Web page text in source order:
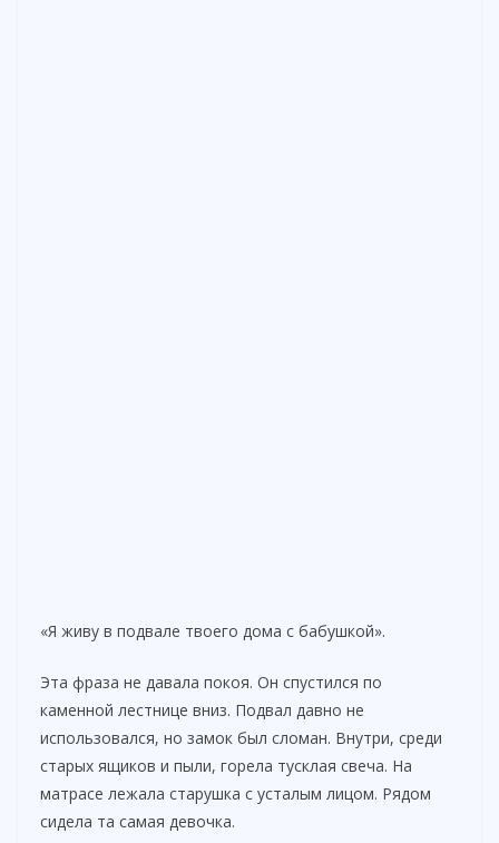
«Я живу в подвале твоего дома с бабушкой».
Эта фраза не давала покоя. Он спустился по
каменной лестнице вниз. Подвал давно не
использовался, но замок был сломан. Внутри, среди
старых ящиков и пыли, горела тусклая свеча. На
матрасе лежала старушка с усталым лицом. Рядом
сидела та самая девочка.